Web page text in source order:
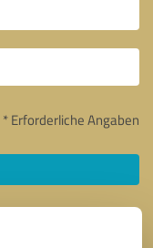
* Erforderliche Angaben